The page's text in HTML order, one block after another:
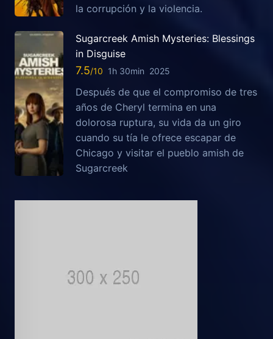
la corrupción y la violencia.
Sugarcreek Amish Mysteries: Blessings
in Disguise
7.5 1h 30min 2025
Después de que el compromiso de tres
años de Cheryl termina en una
dolorosa ruptura, su vida da un giro
cuando su tía le ofrece escapar de
Chicago y visitar el pueblo amish de
Sugarcreek